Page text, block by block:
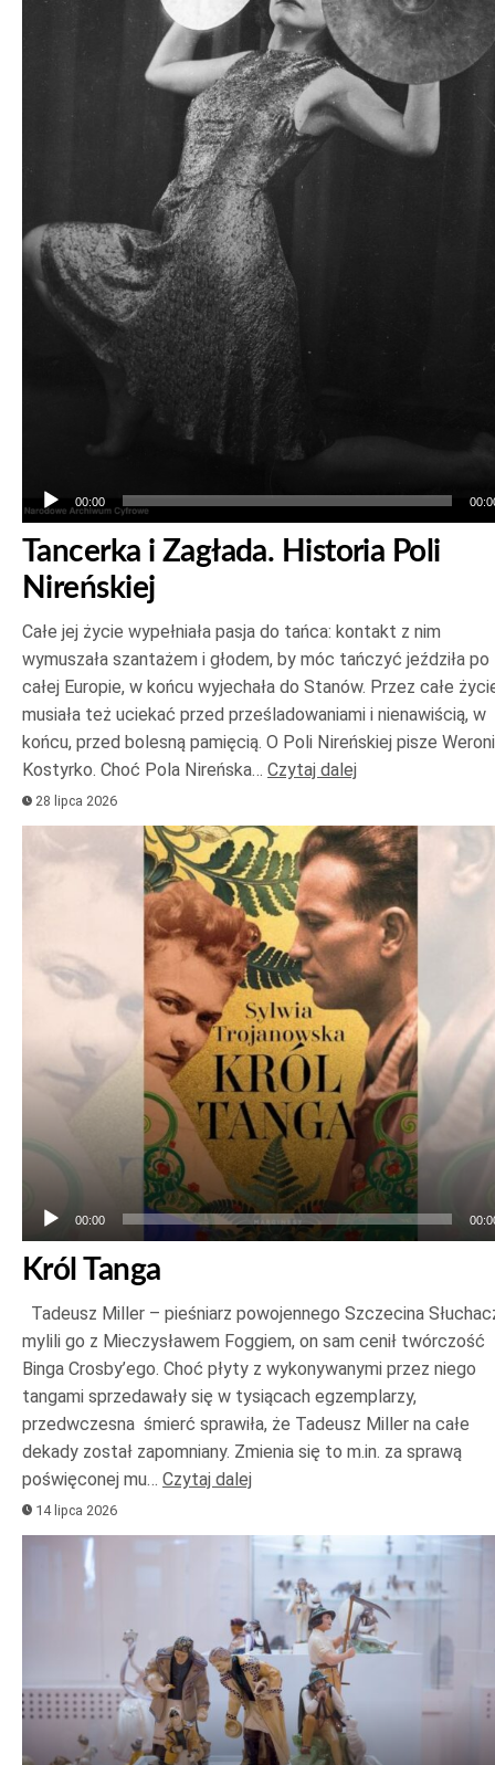
00:00
Tancerka i Zagłada. Historia Poli
Nireńskiej
Całe jej życie wypełniała pasja do tańca: kontakt z nim
wymuszała szantażem i głodem, by móc tańczyć jeździła po
całej Europie, w końcu wyjechała do Stanów. Przez całe
musiała też uciekać przed prześladowaniami i nienawiścią, w
końcu, przed bolesną pamięcią. O Poli Nireńskiej pisze
Kostyrko. Choć Pola Nireńska… Czytaj dalej
28 lipca 2026
plików
dźwiękowych
00:00
Król Tanga
Tadeusz Miller – pieśniarz powojennego Szczecina
mylili go z Mieczysławem Foggiem, on sam cenił twórczość
Binga Crosby’ego. Choć płyty z wykonywanymi przez niego
tangami sprzedawały się w tysiącach egzemplarzy,
przedwczesna śmierć sprawiła, że Tadeusz Miller na całe
dekady został zapomniany. Zmienia się to m.in. za sprawą
poświęconej mu… Czytaj dalej
14 lipca 2026
Odtwarzacz